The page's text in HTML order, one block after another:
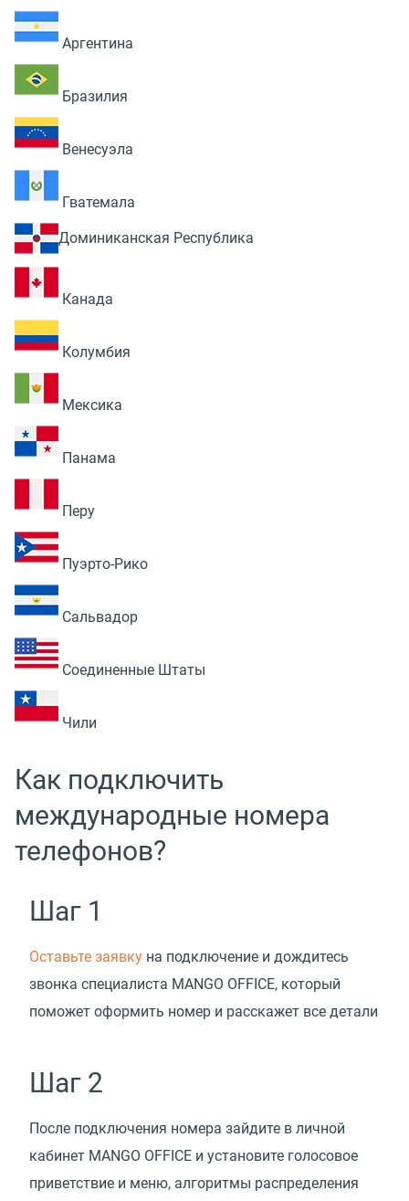
Аргентина
Бразилия
Венесуэла
Гватемала
Доминиканская Республика
Канада
Колумбия
Мексика
Панама
Перу
Пуэрто-Рико
Сальвадор
Соединенные Штаты
Чили
Как подключить
международные номера
телефонов?
Шаг 1
Оставьте заявку на подключение и дождитесь
звонка специалиста MANGO OFFICE, который
поможет оформить номер и расскажет все детали
Шаг 2
После подключения номера зайдите в личной
кабинет MANGO OFFICE и установите голосовое
приветствие и меню, алгоритмы распределения